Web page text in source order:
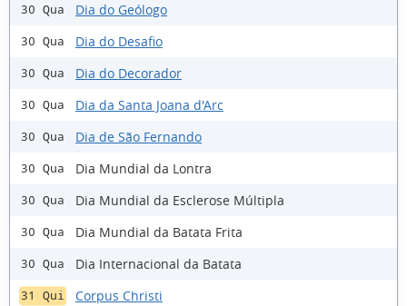
30 Qua Dia do Geólogo
30 Qua Dia do Desafio
30 Qua Dia do Decorador
30 Qua Dia da Santa Joana d'Arc
30 Qua Dia de São Fernando
30 Qua Dia Mundial da Lontra
30 Qua Dia Mundial da Esclerose Múltipla
30 Qua Dia Mundial da Batata Frita
30 Qua Dia Internacional da Batata
31 Qui Corpus Christi